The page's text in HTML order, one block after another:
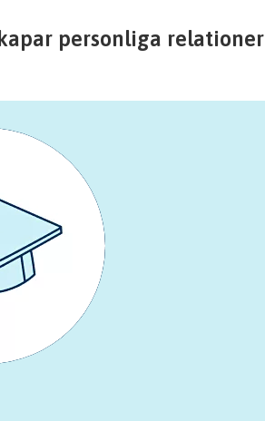
personliga relationer